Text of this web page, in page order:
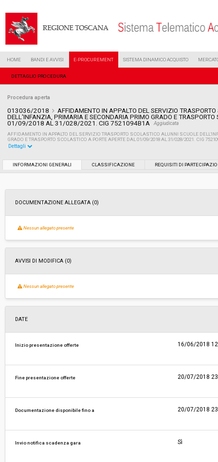
HOME BANDI E AVVISI E-PROCUREMENT SISTEMA DINAMICO ACQUISTO
DETTAGLIO PROCEDURA
Procedura aperta
013036/2018
AFFIDAMENTO IN APPALTO DEL SERVIZIO
DELL'INFANZIA, PRIMARIA E SECONDARIA PRIMO GRADO E
01/09/2018 AL 31/028/2021. CIG 7521094B1A
Aggiudicata
AFFIDAMENTO IN APPALTO DEL SERVIZIO TRASPORTO SCOLASTICO ALUNNI SCUOLE
GRADO E TRASPORTO SCOLASTICO A PORTE APERTE DAL 01/09/2018 AL 31/028/2021. CIG
Data pubblicazione:
Svolgimento:
CAVRIGLIA E SAN GIOVANNI VALDARNO
Dettagli
INFORMAZIONI GENERALI CLASSIFICAZIONE REQUISITI DI
DOCUMENTAZIONE ALLEGATA (0)
Nessun allegato presente
AVVISI DI MODIFICA (0)
Nessun allegato presente
DATE
Inizio presentazione offerte 16/06/2018
Fine presentazione offerte 20/07/2018
Documentazione disponibile fino a 20/07/2018
Invio notifica scadenza gara Sì